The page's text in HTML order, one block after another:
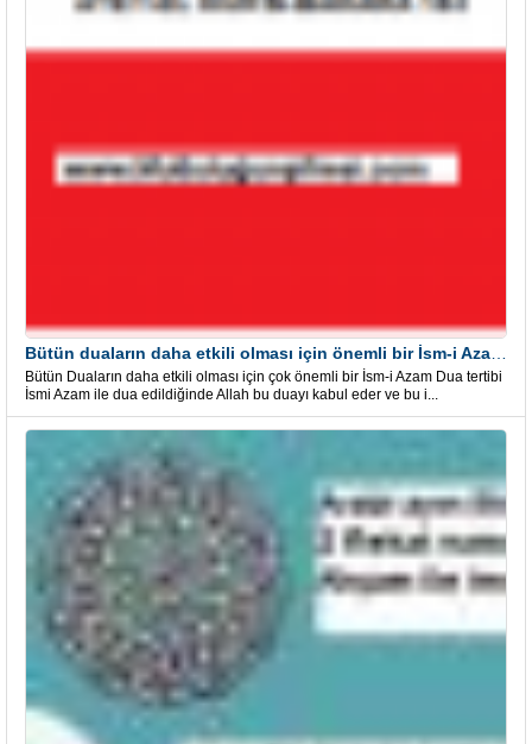
Bütün Duaların daha etkili olması için çok önemli bir İsm-i Azam Dua tertibi
İsmi Azam ile dua edildiğinde Allah bu duayı kabul eder ve bu i...